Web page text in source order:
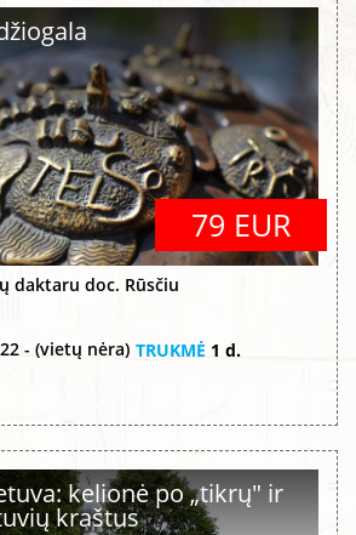
79 EUR
daktaru doc. Rūsčiu
- (vietų nėra) TRUKMĖ 1 d.
kelionė po „tikrų" ir
kraštus